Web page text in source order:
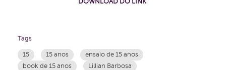
DOWNLOAD DO LINK"
Tags
15 15 anos
ensaio de 15 anos
book de 15 anos
Lillian Barbosa